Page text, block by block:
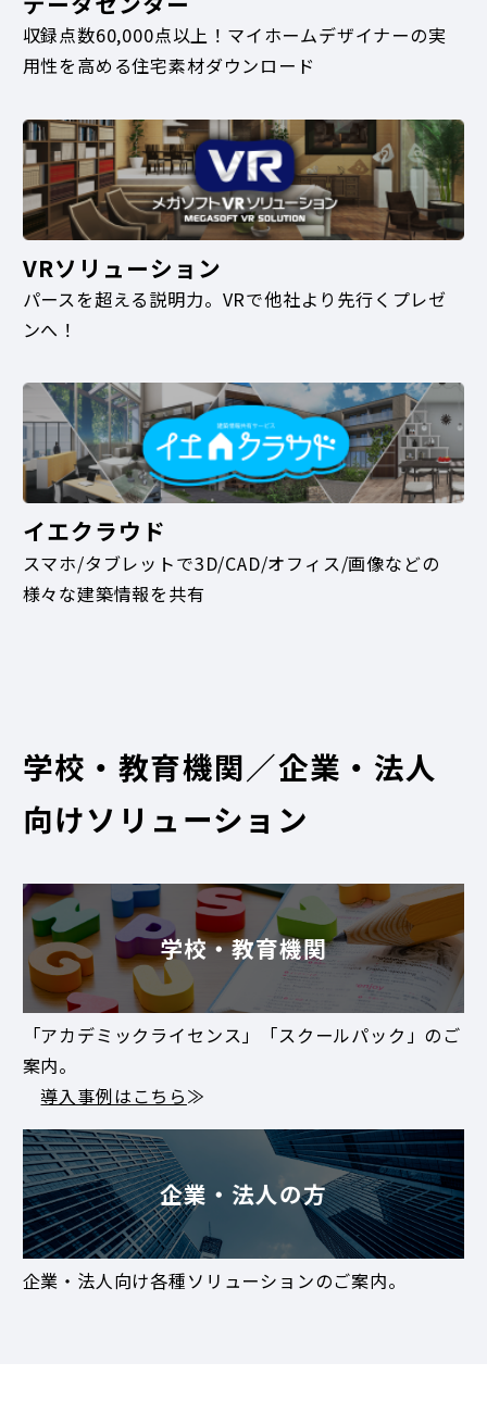
収録点数60,000点以上！マイホームデザイナーの実
用性を高める住宅素材ダウンロード
VRソリューション
パースを超える説明力。VRで他社より先行くプレゼ
ンへ！
イエクラウド
スマホ/タブレットで3D/CAD/オフィス/画像などの
様々な建築情報を共有
学校・教育機関／企業・法人
向けソリューション
学校・教育機関
「アカデミックライセンス」「スクールパック」のご
案内。
導入事例はこちら≫
企業・法人の方
企業・法人向け各種ソリューションのご案内。